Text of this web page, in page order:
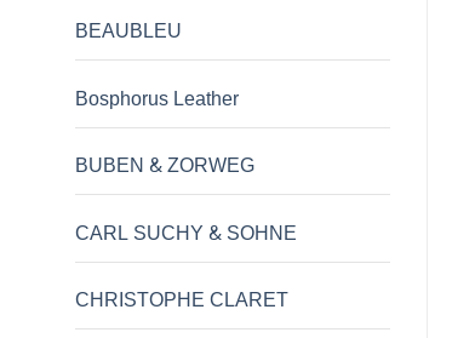
BEAUBLEU
Bosphorus Leather
BUBEN & ZORWEG
CARL SUCHY & SOHNE
CHRISTOPHE CLARET